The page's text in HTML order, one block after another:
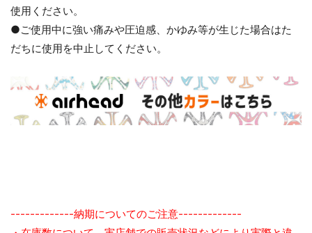
使用ください。
●ご使用中に強い痛みや圧迫感、かゆみ等が生じた場合はた
だちに使用を中止してください。
-------------納期についてのご注意-------------